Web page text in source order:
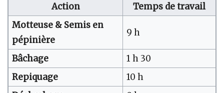
Action
Temps de travail
Motteuse & Semis en
pépinière
9 h
Bâchage
1 h 30
Repiquage
10 h